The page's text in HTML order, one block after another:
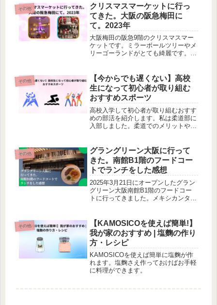
い、記念日などにとてもおすすめで
す。
その他
クリスマスマーケットに行っ
てきた。大阪の阪急梅田に
て。2023年
大阪梅田の阪急9階のクリスマスマー
ケットです。ミラーボールツリーやメ
リーゴーランドがとても綺麗です。1
その他
【今からでも遅くない】高校
生になって初心者が取り組む
おすすめスポーツ
高校入学して初心者が取り組むおすす
めの部活を紹介します。私は柔道部に
入部しました。柔道でのメリットやデ
その他
グラングリーン大阪に行って
きた。南館B1階のフードコー
トでランチをした感想
2025年3月21日にオープンしたグラン
グリーン大阪南館B1階のフードコー
トに行ってきました。メキシカンタコ
もこの記事が参考になれば幸いです。
その他
【KAMOSICOを使えば簡単!】
我が家のおすすめ | 塩麴の作り
方・レシピ
KAMOSICOを使えば簡単に塩麴が作
れます。塩麴さえ作っておけばお手軽
に料理ができます。